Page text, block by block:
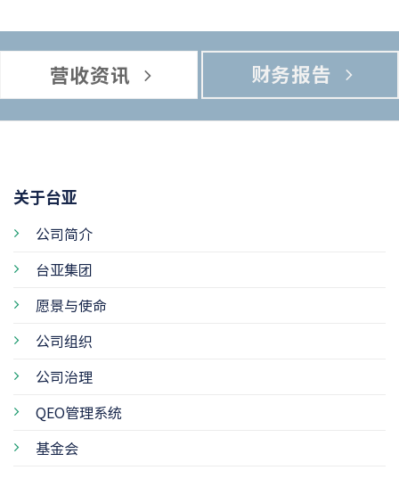
营收资讯 财务报告
关于台亚
公司简介
台亚集团
愿景与使命
公司组织
公司治理
QEO管理系统
基金会